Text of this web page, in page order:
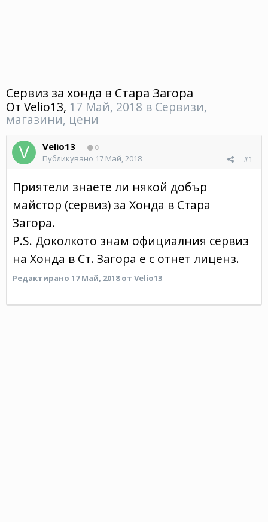
Сервиз за хонда в Стара Загора
От Velio13, 17 Май, 2018 в Сервизи,
магазини, цени
Velio13 0
#1
Публикувано 17 Май, 2018
Приятели знаете ли някой добър
майстор (сервиз) за Хонда в Стара
Загора.
P.S. Доколкото знам официалния сервиз
на Хонда в Ст. Загора е с отнет лиценз.
Редактирано 17 Май, 2018от Velio13